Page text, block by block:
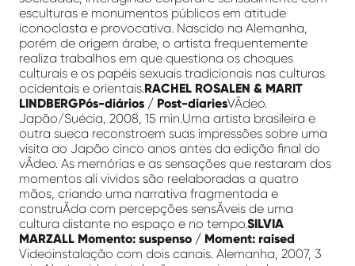
esculturas e monumentos públicos em atitude
iconoclasta e provocativa. Nascido na Alemanha,
porém de origem árabe, o artista frequentemente
realiza trabalhos em que questiona os choques
culturais e os papéis sexuais tradicionais nas culturas
ocidentais e orientais.RACHEL ROSALEN & MARIT
LINDBERGPós-diários / Post-diariesVÃ­deo.
Japão/Suécia, 2008, 15 min.Uma artista brasileira e
outra sueca reconstroem suas impressões sobre uma
visita ao Japão cinco anos antes da edição final do
vÃ­deo. As memórias e as sensações que restaram dos
momentos ali vividos são reelaboradas a quatro
mãos, criando uma narrativa fragmentada e
construÃ­da com percepções sensÃ­veis de uma
cultura distante no espaço e no tempo.SILVIA
MARZALL Momento: suspenso / Moment: raised
Videoinstalação com dois canais. Alemanha, 2007, 3